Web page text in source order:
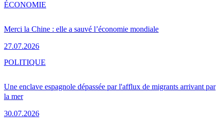
Merci la Chine : elle a sauvé l’économie mondiale
27.07.2026
ÉCONOMIE
Une enclave espagnole dépassée par l'afflux de migrants arrivant par
la mer
30.07.2026
POLITIQUE